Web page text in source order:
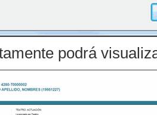
podrá